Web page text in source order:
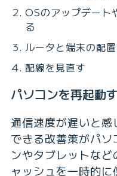
OSのアップデート
る
ルータと端末の配
配線を見直す
パソコンを再起動
通信速度が遅いと
できる改善策がパ
ンやタブレットな
ャッシュを一時的